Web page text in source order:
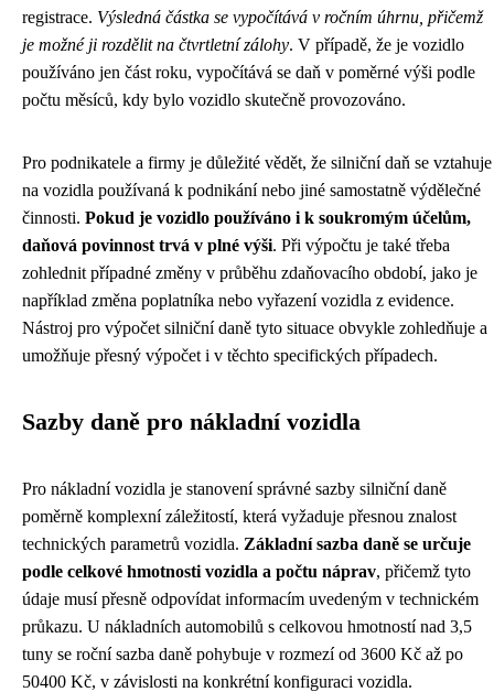
registrace. Výsledná částka se vypočítává v ročním úhrnu, přičemž
je možné ji rozdělit na čtvrtletní zálohy. V případě, že je vozidlo
používáno jen část roku, vypočítává se daň v poměrné výši podle
počtu měsíců, kdy bylo vozidlo skutečně provozováno.
Pro podnikatele a firmy je důležité vědět, že silniční daň se vztahuje
na vozidla používaná k podnikání nebo jiné samostatně výdělečné
činnosti. Pokud je vozidlo používáno i k soukromým účelům,
daňová povinnost trvá v plné výši. Při výpočtu je také třeba
zohlednit případné změny v průběhu zdaňovacího období, jako je
například změna poplatníka nebo vyřazení vozidla z evidence.
Nástroj pro výpočet silniční daně tyto situace obvykle zohledňuje a
umožňuje přesný výpočet i v těchto specifických případech.
Sazby daně pro nákladní vozidla
Pro nákladní vozidla je stanovení správné sazby silniční daně
poměrně komplexní záležitostí, která vyžaduje přesnou znalost
technických parametrů vozidla. Základní sazba daně se určuje
podle celkové hmotnosti vozidla a počtu náprav, přičemž tyto
údaje musí přesně odpovídat informacím uvedeným v technickém
průkazu. U nákladních automobilů s celkovou hmotností nad 3,5
tuny se roční sazba daně pohybuje v rozmezí od 3600 Kč až po
50400 Kč, v závislosti na konkrétní konfiguraci vozidla.